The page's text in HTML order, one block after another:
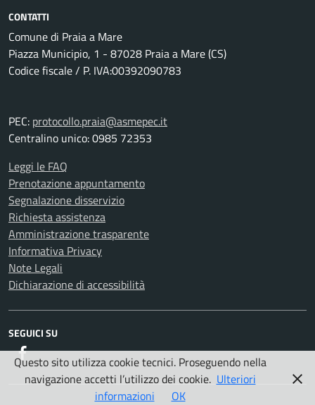
CONTATTI
Comune di Praia a Mare
Piazza Municipio, 1 - 87028 Praia a Mare (CS)
Codice fiscale / P. IVA:00392090783
PEC: protocollo.praia@asmepec.it
Centralino unico: 0985 72353
Leggi le FAQ
Prenotazione appuntamento
Segnalazione disservizio
Richiesta assistenza
Amministrazione trasparente
Informativa Privacy
Note Legali
Dichiarazione di accessibilità
SEGUICI SU
Facebook
Questo sito utilizza cookie tecnici. Proseguendo nella
navigazione accetti l’utilizzo dei cookie. Ulteriori
informazioni
OK